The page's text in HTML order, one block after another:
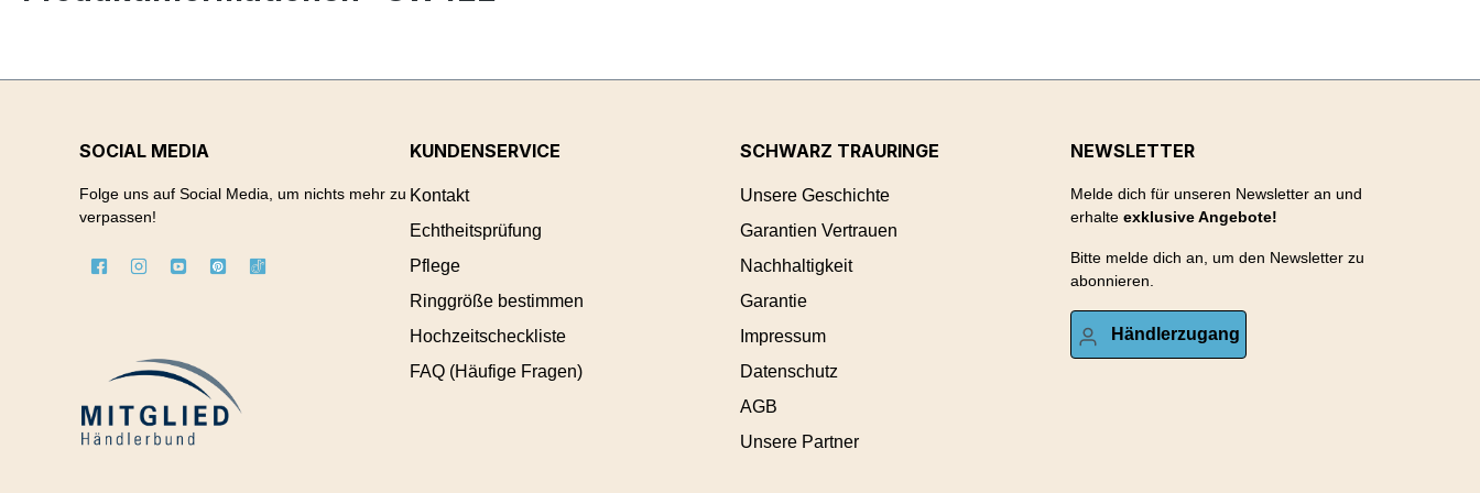
SOCIAL MEDIA
Folge uns auf Social Media, um nichts mehr zu
verpassen!
KUNDENSERVICE
Kontakt
Echtheitsprüfung
Pflege
Ringgröße bestimmen
Hochzeitscheckliste
FAQ (Häufige Fragen)
SCHWARZ TRAURINGE
Unsere Geschichte
Garantien Vertrauen
Nachhaltigkeit
Garantie
Impressum
Datenschutz
AGB
Unsere Partner
NEWSLETTER
Melde dich für unseren Newsletter an und
erhalte exklusive Angebote!
Bitte melde dich an, um den Newsletter zu
abonnieren.
Händlerzugang